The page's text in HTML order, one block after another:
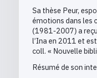
Sa thèse Peur,
émotions dans les
(1981-2007) a
l’Ina en 2011 et
coll. « Nouvelle
Résumé de son